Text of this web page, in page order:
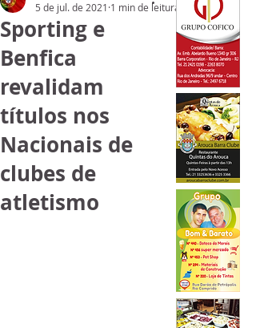
Sporting e
Benfica
revalidam
títulos nos
Nacionais de
clubes de
atletismo
5 de jul. de 2021 1 min de leitura